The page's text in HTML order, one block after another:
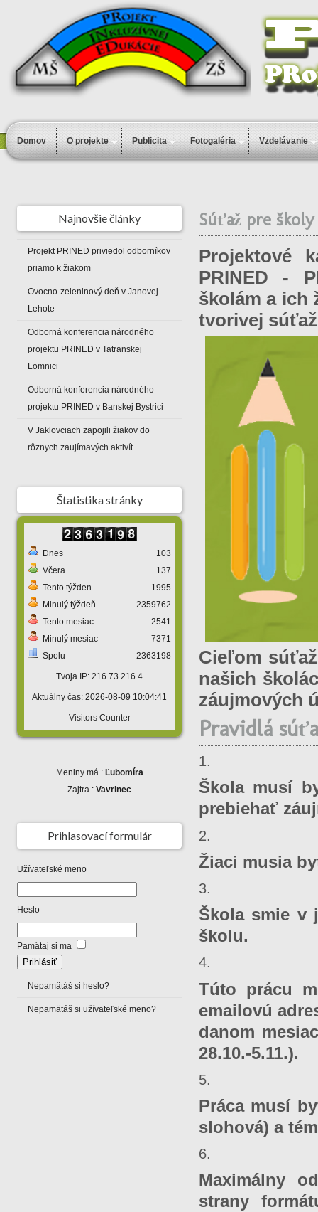
Domov O projekte Publicita Fotogaléria Vzdelávanie
Najnovšie články
Projekt PRINED priviedol odborníkov
priamo k žiakom
Ovocno-zeleninový deň v Janovej
Lehote
Odborná konferencia národného
projektu PRINED v Tatranskej
Lomnici
Odborná konferencia národného
projektu PRINED v Banskej Bystrici
V Jaklovciach zapojili žiakov do
rôznych zaujímavých aktivít
Štatistika stránky
Dnes
Včera
Tento týžden
Minulý týždeň
Tento mesiac
Minulý mesiac
Spolu
103
137
1995
2359762
2541
7371
2363198
Tvoja IP: 216.73.216.4
Aktuálny čas: 2026-08-09 10:04:41
Visitors Counter
Meniny má : Ľubomíra
Zajtra : Vavrinec
Prihlasovací formulár
Užívateľské meno
Heslo
Pamätaj si ma
Nepamätáš si heslo?
Nepamätáš si užívateľské meno?
Súťaž pre školy
Projektové
PRINED -
školám a ich
tvorivej
Cieľom
našich
záujmových
Pravidlá
Škola musí
prebiehať
Žiaci musia
Škola smie v
školu.
Túto prácu
emailovú
danom
28.10.-5.11.).
Práca musí
slohová) a
Maximálny
strany